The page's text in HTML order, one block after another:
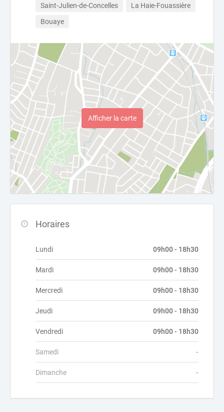
Saint-Julien-de-Concelles
La Haie-Fouassière
Bouaye
Afficher la carte
Horaires
Lundi 09h00 - 18h30
Mardi 09h00 - 18h30
Mercredi 09h00 - 18h30
Jeudi 09h00 - 18h30
Vendredi 09h00 - 18h30
Samedi -
Dimanche -